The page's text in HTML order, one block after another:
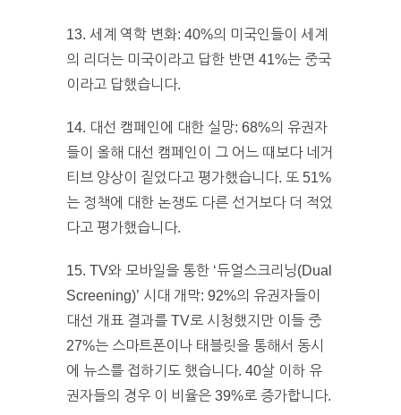
13. 세계 역학 변화: 40%의 미국인들이 세계
의 리더는 미국이라고 답한 반면 41%는 중국
이라고 답했습니다.
14. 대선 캠페인에 대한 실망: 68%의 유권자
들이 올해 대선 캠페인이 그 어느 때보다 네거
티브 양상이 짙었다고 평가했습니다. 또 51%
는 정책에 대한 논쟁도 다른 선거보다 더 적었
다고 평가했습니다.
15. TV와 모바일을 통한 ‘듀얼스크리닝(Dual
Screening)’ 시대 개막: 92%의 유권자들이
대선 개표 결과를 TV로 시청했지만 이들 중
27%는 스마트폰이나 태블릿을 통해서 동시
에 뉴스를 접하기도 했습니다. 40살 이하 유
권자들의 경우 이 비율은 39%로 증가합니다.